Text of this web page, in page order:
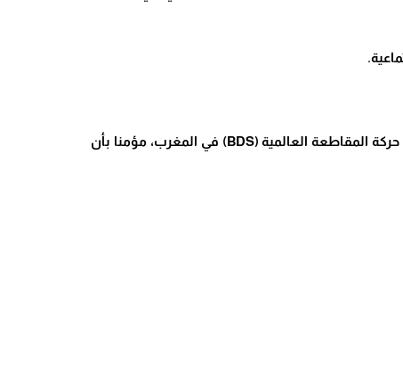
.
(BDS)
في المغرب، مؤمنا بأن